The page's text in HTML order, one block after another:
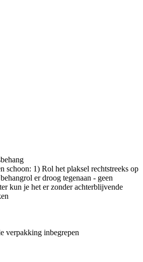
schoon: 1) Rol het plaksel rechtstreeks op
er droog tegenaan - geen
kun je het er zonder achterblijvende
verpakking inbegrepen